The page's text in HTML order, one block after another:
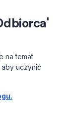
na temat
uczynić